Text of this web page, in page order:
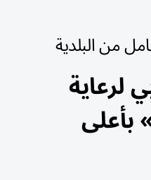
من البلدية
لرعاية
بأعلى